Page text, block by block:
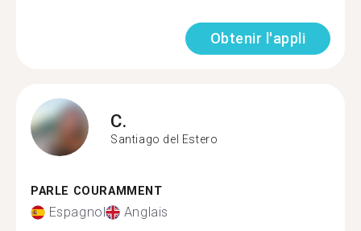
Obtenir l'appli
C.
Santiago del Estero
PARLE COURAMMENT
Espagnol Anglais